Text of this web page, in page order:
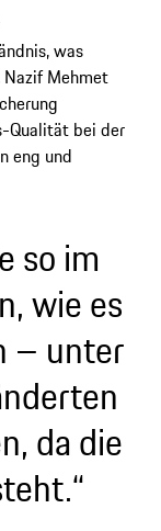
was
Nazif Mehmet
Qualität bei der
eng und
so im
wie es
– unter
da die